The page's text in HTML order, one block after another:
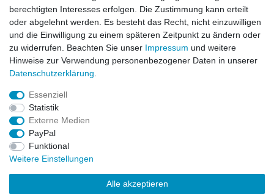
Service
Kontakt
Datenschutzerklärung
FAQ / Ratgeber
Kinderquad
E-Bikes / Pedelecs
Dirt Bike & Pocketbike
Quad & ATV
Kinderbuggy | Gokart
© Copyright 2026 | Alle Rechte vorbehalten.
berechtigten Interesses erfolgen. Die Zustimmung kann erteilt
oder abgelehnt werden. Es besteht das Recht, nicht einzuwilligen
und die Einwilligung zu einem späteren Zeitpunkt zu ändern oder
zu widerrufen. Beachten Sie unser Impressum und weitere
Hinweise zur Verwendung personenbezogener Daten in unserer
Daten­schutz­erklärung
Essenziell
Statistik
Externe Medien
PayPal
Funktional
Weitere Einstellungen
Alle akzeptieren